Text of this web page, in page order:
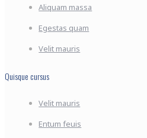
Aliquam massa
Egestas quam
Velit mauris
Quisque cursus
Velit mauris
Entum feuis